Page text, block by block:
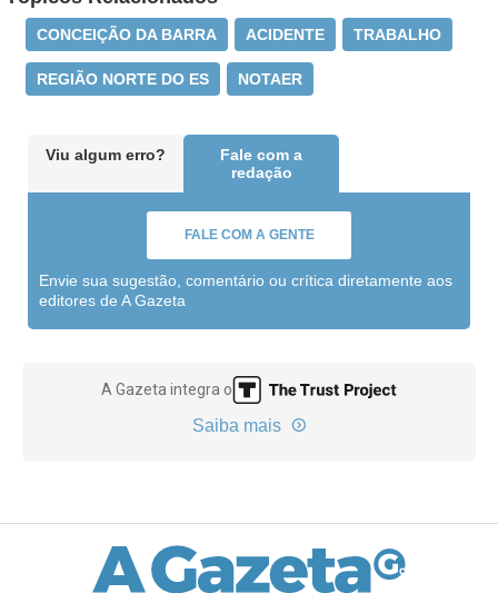
CONCEIÇÃO DA BARRA ACIDENTE TRABALHO
REGIÃO NORTE DO ES NOTAER
Viu algum erro?
Fale com a
redação
FALE COM A GENTE
Envie sua sugestão, comentário ou crítica diretamente aos
editores de A Gazeta
A Gazeta integra o
Saiba mais